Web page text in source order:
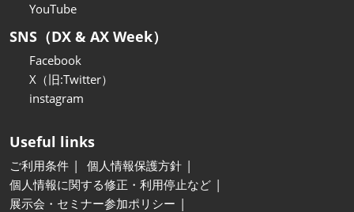
YouTube
SNS（DX & AX Week）
Facebook
X（旧:Twitter）
instagram
Useful links
ご利用条件
個人情報保護方針
個人情報に関する修正・利用停止など
展示会・セミナー参加ポリシー